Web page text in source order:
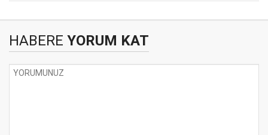
HABERE YORUM KAT